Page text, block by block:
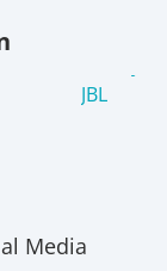
JBL
Media